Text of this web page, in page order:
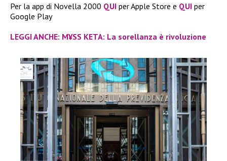
Per la app di Novella 2000 QUI per Apple Store e QUI per
Google Play
LEGGI ANCHE: M¥SS KETA: La sorellanza è rivoluzione